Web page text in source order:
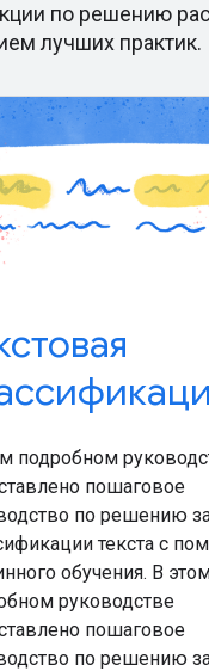
по решению
лучших практик.
подробном
пошаговое
по решению
текста с
обучения. В
руководстве
пошаговое
по решению